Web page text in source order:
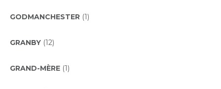
GODMANCHESTER (1)
GRANBY (12)
GRAND-MÈRE (1)